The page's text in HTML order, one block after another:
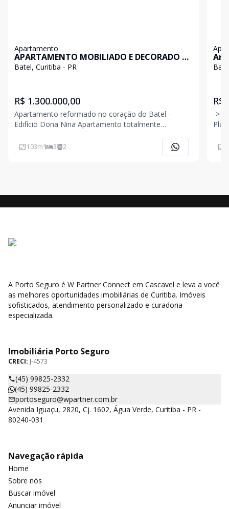
Apartamento
APARTAMENTO MOBILIADO E DECORADO 3
QUARTOS 1 SUÍTE BATEL CURITIBA
Batel, Curitiba - PR
R$ 1.300.000,00
Apartamento reformado no coração do Batel -
Edifício Dona Nina Apartamento totalmente
das regiões mais desejadas de Curitiba. Com 142 m²
de área total e 103 m² privativos, o imóvel apresenta
103m² 3 2
R$
->
Playground Spa
A Porto Seguro é W Partner Connect em Cascavel e leva a você
as melhores oportunidades imobiliárias de Curitiba. Imóveis
sofisticados, atendimento personalizado e curadoria
especializada.
Imobiliária Porto Seguro
CRECI: J-4573
(45) 99825-2332
(45) 99825-2332
portoseguro@wpartner.com.br
Avenida Iguaçu, 2820, Cj. 1602, Água Verde, Curitiba - PR -
80240-031
Navegação rápida
Home
Sobre nós
Buscar imóvel
Anunciar imóvel